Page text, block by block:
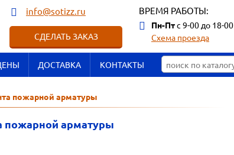
info@sotizz.ru
СДЕЛАТЬ ЗАКАЗ
ВРЕМЯ РАБОТЫ:
Пн-Птс 9-00 до 18-00
Схема проезда
ДОСТАВКА КОНТАКТЫ
пожарной арматуры
пожарной арматуры